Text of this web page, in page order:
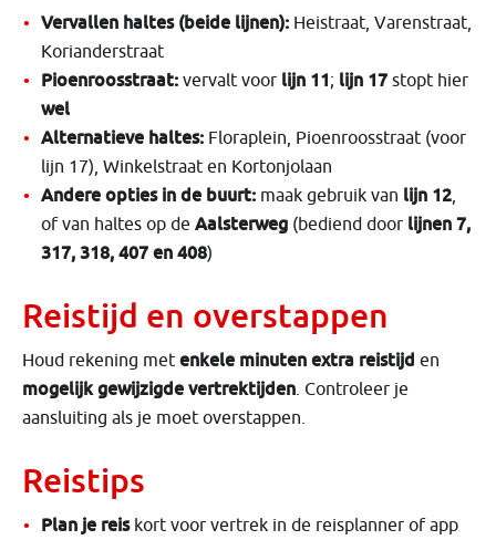
Vervallen haltes (beide lijnen): Heistraat, Varenstraat,
Korianderstraat
Pioenroosstraat: vervalt voor lijn 11; lijn 17 stopt hier
wel
Alternatieve haltes: Floraplein, Pioenroosstraat (voor
lijn 17), Winkelstraat en Kortonjolaan
Andere opties in de buurt: maak gebruik van lijn 12
of van haltes op de Aalsterweg (bediend door lijnen 7,
317, 318, 407 en 408)
Reistijd en overstappen
Houd rekening met enkele minuten extra reistijd en
mogelijk gewijzigde vertrektijden . Controleer je
aansluiting als je moet overstappen.
Reistips
Plan je reiskort voor vertrek in de reisplanner of app